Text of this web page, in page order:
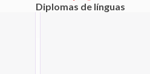
Diplomas de línguas